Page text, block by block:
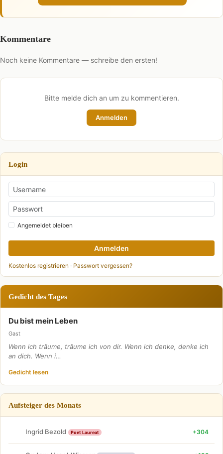
Kommentare
Noch keine Kommentare — schreibe den ersten!
Bitte melde dich an um zu kommentieren.
Anmelden
Login
Angemeldet bleiben
Anmelden
Kostenlos registrieren · Passwort vergessen?
Gedicht des Tages
Du bist mein Leben
Gast
Wenn ich träume, träume ich von dir. Wenn ich denke, denke ich
an dich. Wenn i…
Gedicht lesen
Aufsteiger des Monats
Ingrid Bezold Poet Laureat +304